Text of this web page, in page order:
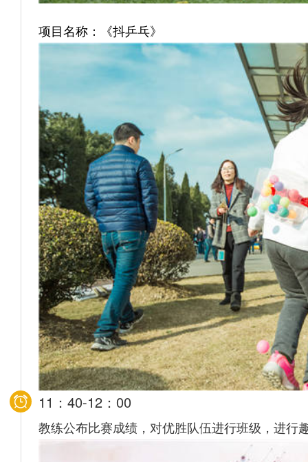
项目名称：《抖乒乓》
11：40-12：00
教练公布比赛成绩，对优胜队伍进行班级，进行